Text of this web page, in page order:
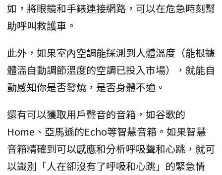
如，將眼鏡和手錶連接網路，可以在危急時刻幫
助呼叫救護車。
此外，如果室內空調能探測到人體溫度（能根據
體溫自動調節溫度的空調已投入市場），就能自
動感知你是否發燒，是否身體不適。
還有可以獲取用戶聲音的音箱，如谷歌的
Home、亞馬遜的Echo等智慧音箱。如果智慧
音箱精確到可以感應和分析呼吸聲和心跳，就可
以識別「人在卻沒有了呼吸和心跳」的緊急情